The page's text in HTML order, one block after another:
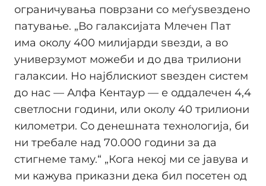
ограничувања поврзани со меѓуѕвездено
патување. „Во галаксијата Млечен Пат
има околу 400 милијарди ѕвезди, а во
универзумот можеби и до два трилиони
галаксии. Но најблискиот ѕвезден систем
до нас — Алфа Кентаур — е оддалечен 4,4
светлосни години, или околу 40 трилиони
километри. Со денешната технологија, би
ни требале над 70.000 години за да
стигнеме таму.“ „Кога некој ми се јавува и
ми кажува приказни дека бил посетен од